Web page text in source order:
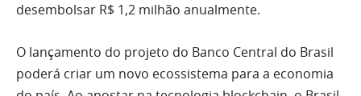
desembolsar R$ 1,2 milhão anualmente.
O lançamento do projeto do Banco Central do Brasil
poderá criar um novo ecossistema para a economia